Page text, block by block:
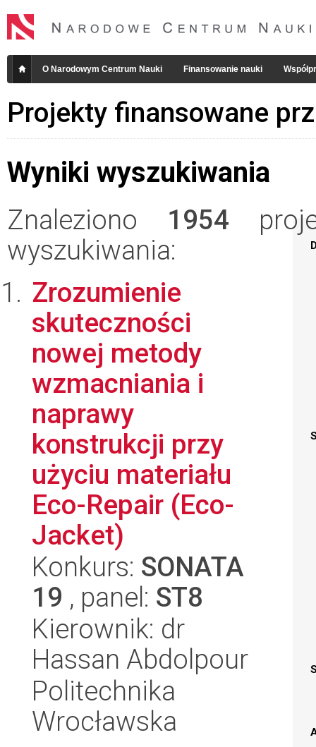
O Narodowym Centrum Nauki Finansowanie nauki
Projekty finansowane
Wyniki wyszukiwania
Znaleziono 1954
wyszukiwania:
Zrozumienie
skuteczności
nowej metody
wzmacniania i
naprawy
konstrukcji przy
użyciu materiału
Eco-Repair (Eco-
Jacket)
Konkurs: SONATA
19 , panel: ST8
Kierownik: dr
Hassan Abdolpour
Politechnika
Wrocławska